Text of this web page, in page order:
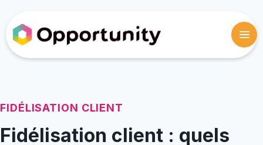
FIDÉLISATION CLIENT
Fidélisation client : quels